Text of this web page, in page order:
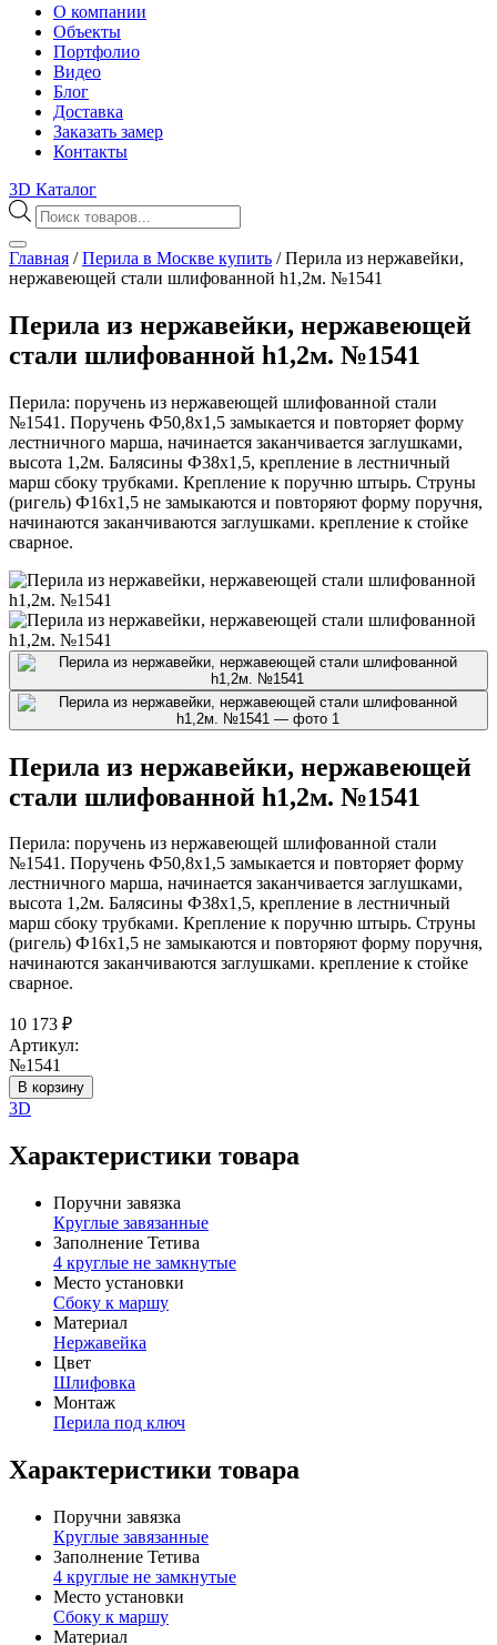
О компании
Объекты
Портфолио
Видео
Блог
Доставка
Заказать замер
Контакты
3D Каталог
Поиск
товаров
Главная /Перила в Москве купить /Перила из нержавейки,
нержавеющей стали шлифованной h1,2м. №1541
Перила из нержавейки, нержавеющей
стали шлифованной h1,2м. №1541
Перила: поручень из нержавеющей шлифованной стали
№1541. Поручень Ф50,8х1,5 замыкается и повторяет форму
лестничного марша, начинается заканчивается заглушками,
высота 1,2м. Балясины Ф38х1,5, крепление в лестничный
марш сбоку трубками. Крепление к поручню штырь. Струны
(ригель) Ф16х1,5 не замыкаются и повторяют форму поручня,
начинаются заканчиваются заглушками. крепление к стойке
сварное.
Перила из нержавейки, нержавеющей
стали шлифованной h1,2м. №1541
Перила: поручень из нержавеющей шлифованной стали
№1541. Поручень Ф50,8х1,5 замыкается и повторяет форму
лестничного марша, начинается заканчивается заглушками,
высота 1,2м. Балясины Ф38х1,5, крепление в лестничный
марш сбоку трубками. Крепление к поручню штырь. Струны
(ригель) Ф16х1,5 не замыкаются и повторяют форму поручня,
начинаются заканчиваются заглушками. крепление к стойке
сварное.
10 173 ₽
Артикул:
№1541
В корзину
3D
Характеристики товара
Поручни завязка
Круглые завязанные
Заполнение Тетива
4 круглые не замкнутые
Место установки
Сбоку к маршу
Материал
Нержавейка
Цвет
Шлифовка
Монтаж
Перила под ключ
Характеристики товара
Поручни завязка
Круглые завязанные
Заполнение Тетива
4 круглые не замкнутые
Место установки
Сбоку к маршу
Материал